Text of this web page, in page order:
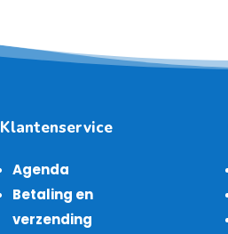
Klantenservice
Agenda
Betaling en
verzending